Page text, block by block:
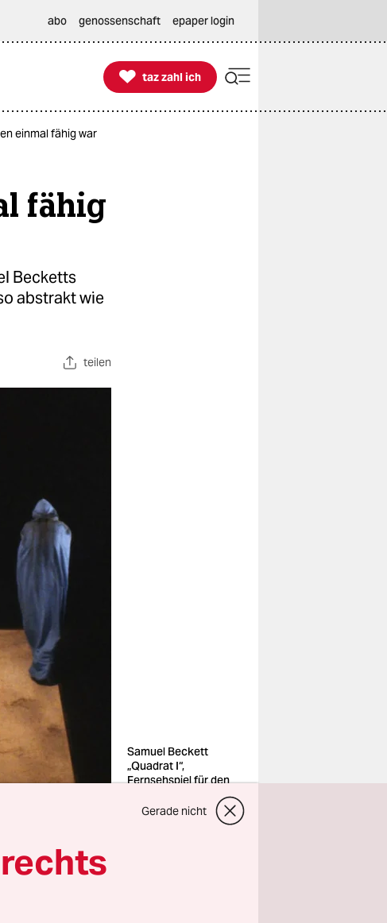
abo genossenschaft epaper login

taz zahl ich
taz zahl ich
einmal fähig war
fähig
Becketts
abstrakt wie
teilen
Samuel Beckett
„Quadrat I“,
Fernsehspiel für den
Foto: © SWR / Hugo
Gerade nicht